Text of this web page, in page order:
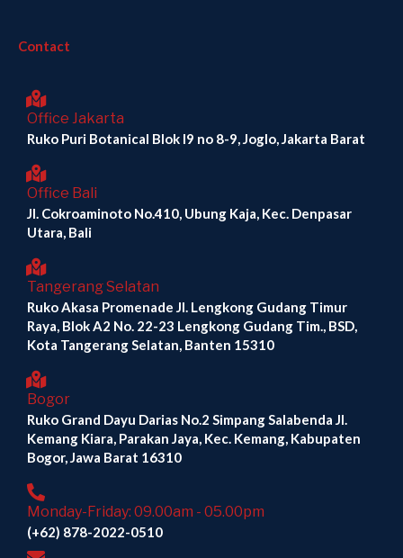
Contact
Office Jakarta
Ruko Puri Botanical Blok I9 no 8-9, Joglo, Jakarta Barat
Office Bali
Jl. Cokroaminoto No.410, Ubung Kaja, Kec. Denpasar
Utara, Bali
Tangerang Selatan
Ruko Akasa Promenade Jl. Lengkong Gudang Timur
Raya, Blok A2 No. 22-23 Lengkong Gudang Tim., BSD,
Kota Tangerang Selatan, Banten 15310
Bogor
Ruko Grand Dayu Darias No.2 Simpang Salabenda Jl.
Kemang Kiara, Parakan Jaya, Kec. Kemang, Kabupaten
Bogor, Jawa Barat 16310
Monday-Friday: 09.00am - 05.00pm
(+62) 878-2022-0510